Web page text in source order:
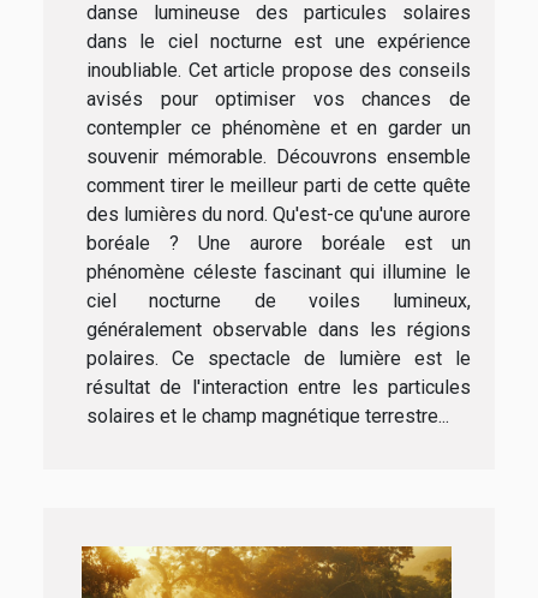
danse lumineuse des particules solaires
dans le ciel nocturne est une expérience
inoubliable. Cet article propose des conseils
avisés pour optimiser vos chances de
contempler ce phénomène et en garder un
souvenir mémorable. Découvrons ensemble
comment tirer le meilleur parti de cette quête
des lumières du nord. Qu'est-ce qu'une aurore
boréale ? Une aurore boréale est un
phénomène céleste fascinant qui illumine le
ciel nocturne de voiles lumineux,
généralement observable dans les régions
polaires. Ce spectacle de lumière est le
résultat de l'interaction entre les particules
solaires et le champ magnétique terrestre...